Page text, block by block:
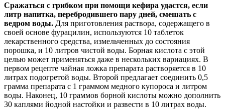
Сражаться c грибком при помощи кефира удастся, если
литр напитка, перебродившего пару дней, смешать с
ведром воды. Для приготовления раствора, содержащего в
своей основе фурацилин, используются 10 таблеток
лекарственного средства, измельченных до состояния
порошка, и 10 литров чистой воды. Борная кислота с этой
целью может применяться даже в нескольких вариациях. В
первом рецепте чайная ложка препарата растворяется в 10
литрах подогретой воды. Второй предлагает соединить 0,5
грамма препарата с 1 граммом медного купороса и литром
воды. Наконец, 10 граммов борной кислоты можно дополнить
30 каплями йодной настойки и развести в 10 литрах воды.